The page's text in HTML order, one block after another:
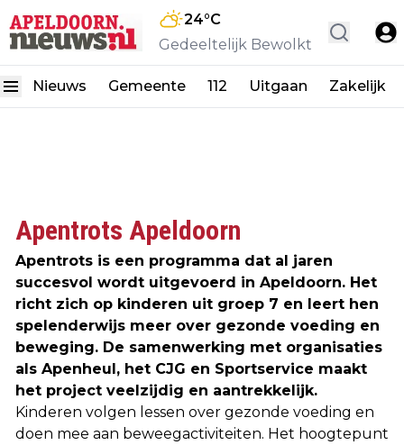
24°C
Gedeeltelijk Bewolkt
Nieuws Gemeente 112 Uitgaan Zakelijk
Apentrots Apeldoorn
Apentrots is een programma dat al jaren
succesvol wordt uitgevoerd in Apeldoorn. Het
richt zich op kinderen uit groep 7 en leert hen
spelenderwijs meer over gezonde voeding en
beweging. De samenwerking met organisaties
als Apenheul, het CJG en Sportservice maakt
het project veelzijdig en aantrekkelijk.
Kinderen volgen lessen over gezonde voeding en
doen mee aan beweegactiviteiten. Het hoogtepunt